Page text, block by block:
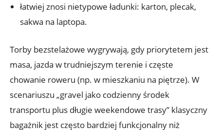
łatwiej znosi nietypowe ładunki: karton, plecak,
sakwa na laptopa.
Torby bezstelażowe wygrywają, gdy priorytetem jest
masa, jazda w trudniejszym terenie i częste
chowanie roweru (np. w mieszkaniu na piętrze). W
scenariuszu „gravel jako codzienny środek
transportu plus długie weekendowe trasy” klasyczny
bagażnik jest często bardziej funkcjonalny niż